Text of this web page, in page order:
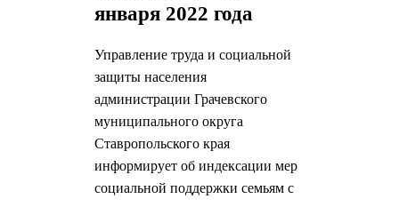
января 2022 года
Управление труда и социальной
защиты населения
администрации Грачевского
муниципального округа
Ставропольского края
информирует об индексации мер
социальной поддержки семьям с